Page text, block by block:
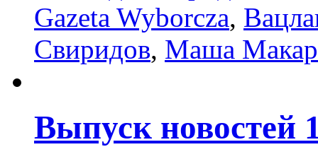
Gazeta Wyborcza,
Свиридов, Маша
Выпуск новостей